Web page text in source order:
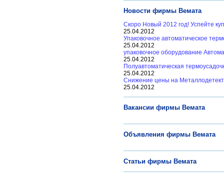
Новости фирмы Вемата
Скоро Новый 2012 год! Успейте
25.04.2012
Упаковочное автоматическое
25.04.2012
упаковочное оборудование
25.04.2012
Полуавтоматическая
25.04.2012
Снижение цены на
25.04.2012
Вакансии фирмы Вемата
Объявления фирмы Вемата
Статьи фирмы Вемата